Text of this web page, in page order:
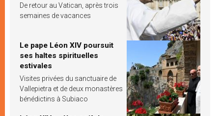
De retour au Vatican, après trois
semaines de vacances
Le pape Léon XIV poursuit
ses haltes spirituelles
estivales
Visites privées du sanctuaire de
Vallepietra et de deux monastères
bénédictins à Subiaco